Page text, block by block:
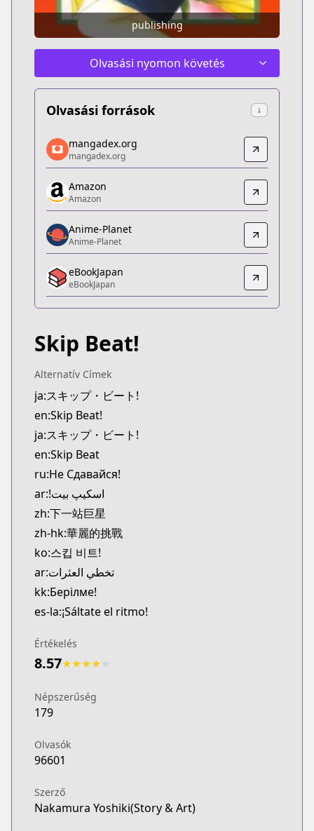
publishing
Olvasási nyomon követés
Olvasási források ↓
mangadex.org
mangadex.org
https://mangadex.org/title/9356fa3f-9ecd-4ff7-
Amazon
Amazon
https://www.amazon.co.jp/gp/product/
Anime-Planet
Anime-Planet
https://www.anime-planet.com/manga/skip-beat
eBookJapan
eBookJapan
Kitsu
Kitsu
https://kitsu.app/manga/1388
MangaUpdates
MangaUpdates
https://www.mangaupdates.com/
Book☆Walker
Book☆Walker
https://bookwalker.jp/series/16766/list
Official English
Official English
https://www.viz.com/skip-beat
mangadex.org
mangadex.org
Amazon
Amazon
Anime-Planet
Anime-Planet
eBookJapan
eBookJapan
Skip Beat!
Alternatív Címek
ja:スキップ・ビート!
en:Skip Beat!
ja:スキップ・ビート!
en:Skip Beat
ru:Не Сдавайся!
ar:!اسکیپ بیت
zh:下一站巨星
zh-hk:華麗的挑戰
ko:스킵 비트!
ar:تخطي العثرات
kk:Берілме!
es-la:¡Sáltate el ritmo!
Értékelés
8.57★★★★
Népszerűség
179
Olvasók
96601
Szerző
Nakamura Yoshiki(Story & Art)